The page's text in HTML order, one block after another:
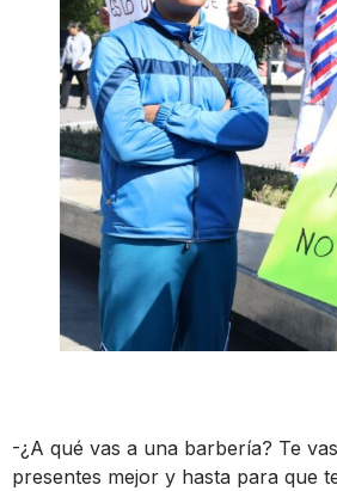
-¿A qué vas a una barbería? Te
presentes mejor y hasta para que